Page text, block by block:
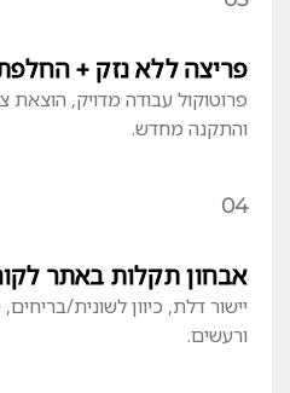
פריצה ללא נזק + החלפת
פרוטוקול עבודה מדויק, הוצאת
והתקנה מחדש.
04
אבחון תקלות באתר
יישור דלת, כיוון לשונית/
ורעשים.